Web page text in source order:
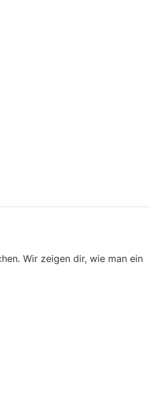
Wir zeigen dir, wie man ein